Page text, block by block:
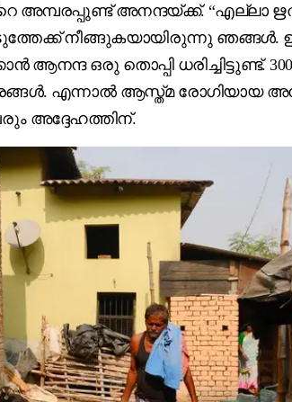
അമ്പരപ്പുണ്ട് അനന്ദയ്ക്ക്.
നീങ്ങുകയായിരുന്നു ഞങ്ങൾ.
ആനന്ദ ഒരു തൊപ്പി
എന്നാൽ ആസ്ത്മ രോഗിയായ
അദ്ദേഹത്തിന്.